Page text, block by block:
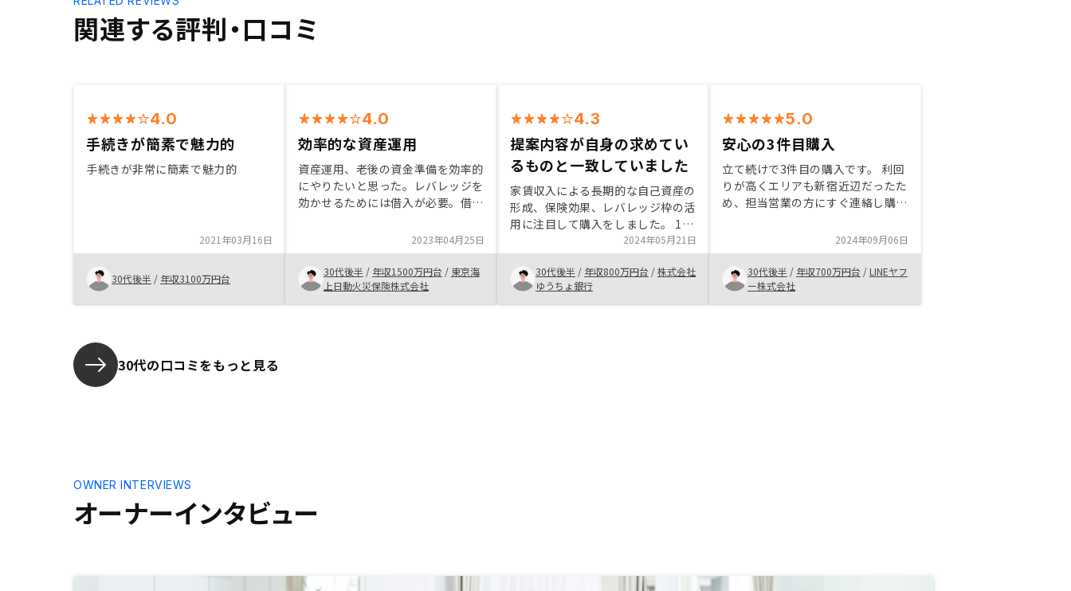
関連する評判・口コミ
4.0
手続きが簡素で魅力的
手続きが非常に簡素で魅力的
2021年03月16日
30代後半 / 年収3100万円台
4.0
効率的な資産運用
資産運用、老後の資金準備を効率的
にやりたいと思った。レバレッジを
効かせるためには借入が必要。借入
考えた。年収も増えてきて、税金も
多いため節税しながらの不動産投資
が魅力的に感じた特にない
2023年04月25日
30代後半 / 年収1500万円台 / 東京海
上日動火災保険株式会社
4.3
提案内容が自身の求めてい
るものと一致していました
家賃収入による長期的な自己資産の
形成、保険効果、レバレッジ枠の活
用に注目して購入をしました。 1人
1人考え方はあると思いますが、個
人的には不動産投資はまず都心の中
古区分マンションから始めるのが望
ましいと考えており、RENOSYから
ご提案いただいた内容はぴったりで
2024年05月21日
30代後半 / 年収800万円台 /株式会社
ゆうちょ銀行
5.0
安心の3件目購入
立て続けで3件目の購入です。 利回
りが高くエリアも新宿近辺だったた
め、担当営業の方にすぐ連絡し購入
方が海外にいるにも関わらず、その
場で周辺の相場や賃貸状況のエビデ
ンスを送付いただき、お墨付きをい
ただきました。いつも即レス、即対
応に感謝いたします。・お気に入り
2024年09月06日
30代後半 / 年収700万円台 /LINEヤフ
ー株式会社
30代の口コミをもっと見る
オーナーインタビュー
OWNER INTERVIEWS